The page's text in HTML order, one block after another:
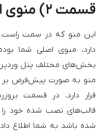
قسمت ۲) منوی اصلی وردپرس
این منو که در سمت راست
دارد، منوی اصلی شما
بخش‌های مختلف پنل
منو به صورت پیش‌فرض بر
قرار دارد. در قسمت
قالب‌های نصب شده خود را
شده باشد به شما اطلاع